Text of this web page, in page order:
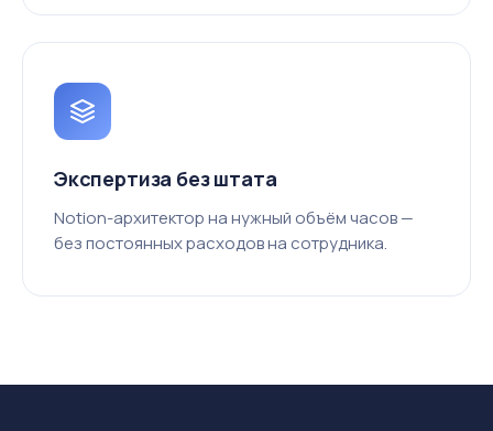
Экспертиза без штата
Notion-архитектор на нужный объём часов —
без постоянных расходов на сотрудника.